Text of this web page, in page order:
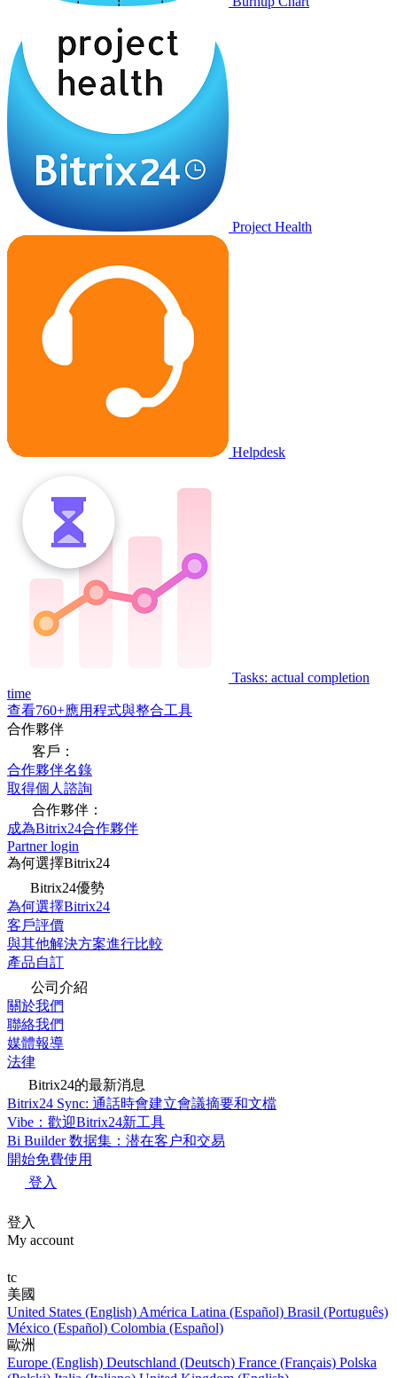
Project Health
Helpdesk
Tasks: actual completion
time
查看760+應用程式與整合工具
合作夥伴
客戶：
合作夥伴名錄
取得個人諮詢
合作夥伴：
成為Bitrix24合作夥伴
Partner login
為何選擇Bitrix24
Bitrix24優勢
為何選擇Bitrix24
客戶評價
與其他解決方案進行比較
產品自訂
公司介紹
關於我們
聯絡我們
媒體報導
法律
Bitrix24的最新消息
Bitrix24 Sync: 通話時會建立會議摘要和文檔
Vibe：歡迎Bitrix24新工具
Bi Builder 数据集：潜在客户和交易
開始免費使用
登入
登入
My account
tc
美國
United States (English) América Latina (Español) Brasil (Português)
México (Español) Colombia (Español)
歐洲
Europe (English) Deutschland (Deutsch) France (Français) Polska